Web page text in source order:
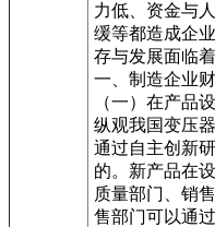
力低、资金与
缓等都造成企
存与发展面临着
一、制造企业
（一）在产品
纵观我国变压
通过自主创新
的。新产品在
质量部门、销
售部门可以通